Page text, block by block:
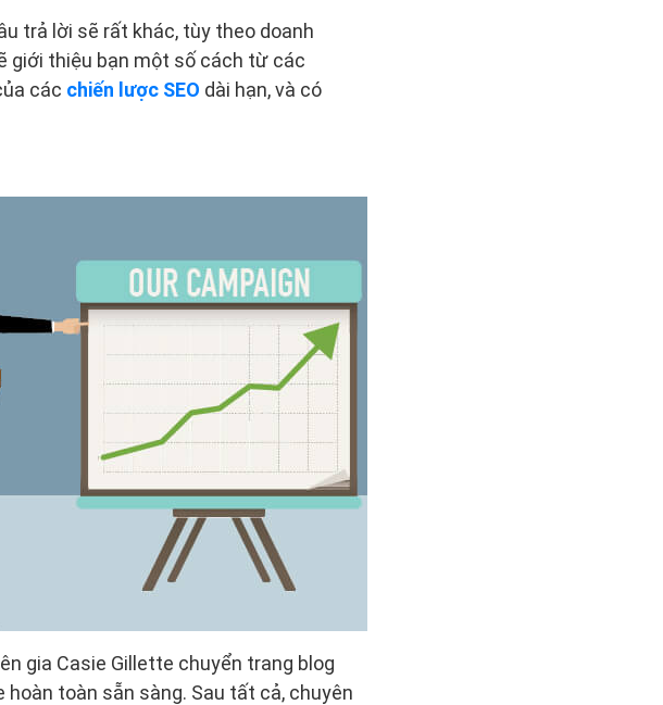
trả lời sẽ rất khác, tùy theo doanh
giới thiệu bạn một số cách từ các
các chiến lược SEO dài hạn, và có
gia Casie Gillette chuyển trang blog
toàn sẵn sàng. Sau tất cả, chuyên